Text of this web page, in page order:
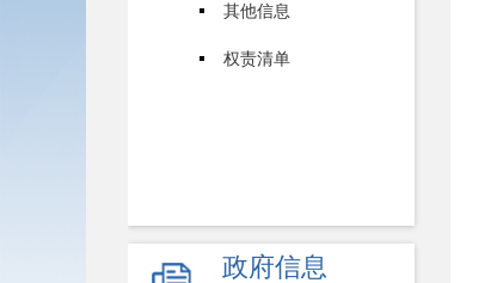
其他信息
权责清单
政府信息